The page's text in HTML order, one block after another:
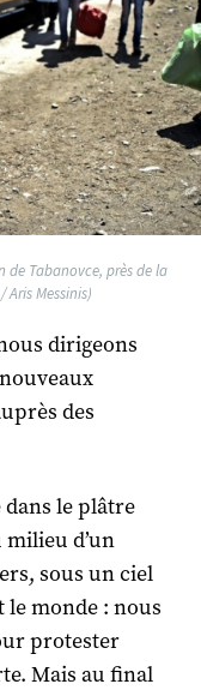
de Tabanovce, près de la
Aris Messinis)
dirigeons
des
le plâtre
d’un
sous un ciel
monde : nous
protester
Mais au final